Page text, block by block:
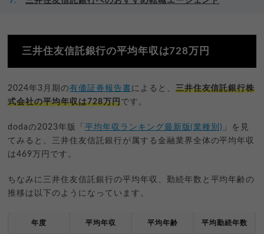
三井住友信託銀行の平均年収は728万円
2024年3月期の有価証券報告書によると、 三井住友信託銀行株
式会社の平均年収は728万円です。
dodaの2023年版「 平均年収ランキング最新版(業種別) 」を見
てみると、三井住友信託銀行が属する金融業界全体の平均年収
は469万円です。
ちなみに三井住友信託銀行の平均年収、勤続年数と平均年齢の
推移は以下のようになっています。
年度 平均年収 平均年齢 平均勤続年数